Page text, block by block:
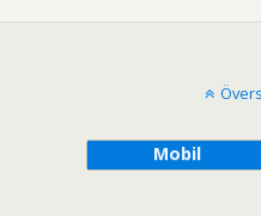
Mobil